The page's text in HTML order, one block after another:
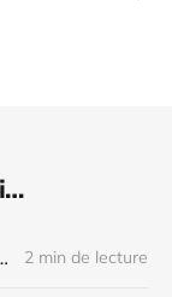
bannières de cookies et autres nuisances 2 min de lecture